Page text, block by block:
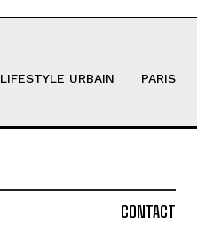
LIFESTYLE URBAIN PARIS
CONTACT